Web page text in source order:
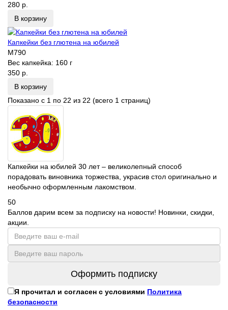
280 р.
В корзину
Капкейки без глютена на юбилей
M790
Вес капкейка: 160 г
350 р.
В корзину
Показано с 1 по 22 из 22 (всего 1 страниц)
Капкейки на юбилей 30 лет – великолепный способ
порадовать виновника торжества, украсив стол оригинально и
необычно оформленным лакомством.
50
Баллов дарим всем за подписку на новости! Новинки, скидки,
акции.
Оформить подписку
Я прочитал и согласен с условиями Политика
безопасности